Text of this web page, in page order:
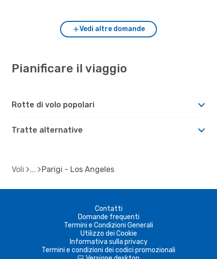
Vedi altre domande
Pianificare il viaggio
Rotte di volo popolari
Tratte alternative
Voli Parigi - Los Angeles
Contatti
Domande frequenti
Termini e Condizioni Generali
Utilizzo dei Cookie
Informativa sulla privacy
Termini e condizioni dei codici promozionali